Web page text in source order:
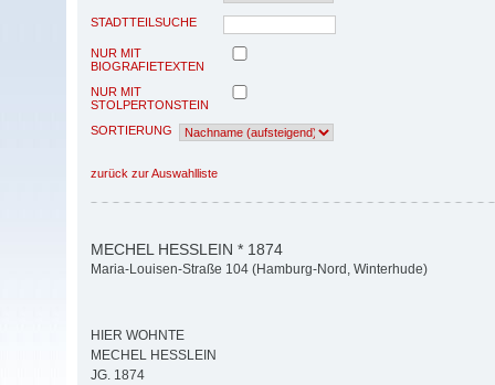
STADTTEILSUCHE
NUR MIT
BIOGRAFIETEXTEN
NUR MIT
STOLPERTONSTEIN
SORTIERUNG
zurück zur Auswahlliste
MECHEL HESSLEIN * 1874
Maria-Louisen-Straße 104 (Hamburg-Nord, Winterhude)
HIER WOHNTE
MECHEL HESSLEIN
JG. 1874